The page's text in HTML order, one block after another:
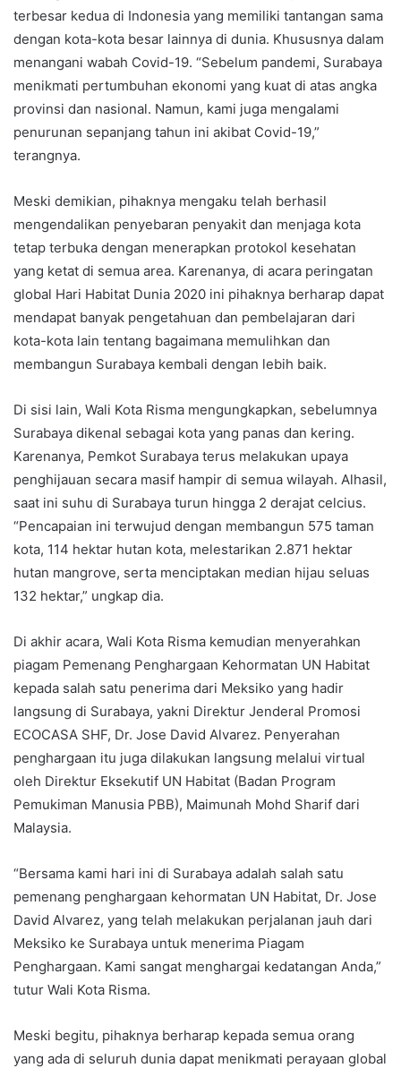
terbesar kedua di Indonesia yang memiliki tantangan sama
dengan kota-kota besar lainnya di dunia. Khususnya dalam
menangani wabah Covid-19. “Sebelum pandemi, Surabaya
menikmati pertumbuhan ekonomi yang kuat di atas angka
provinsi dan nasional. Namun, kami juga mengalami
penurunan sepanjang tahun ini akibat Covid-19,”
terangnya.
Meski demikian, pihaknya mengaku telah berhasil
mengendalikan penyebaran penyakit dan menjaga kota
tetap terbuka dengan menerapkan protokol kesehatan
yang ketat di semua area. Karenanya, di acara peringatan
global Hari Habitat Dunia 2020 ini pihaknya berharap dapat
mendapat banyak pengetahuan dan pembelajaran dari
kota-kota lain tentang bagaimana memulihkan dan
membangun Surabaya kembali dengan lebih baik.
Di sisi lain, Wali Kota Risma mengungkapkan, sebelumnya
Surabaya dikenal sebagai kota yang panas dan kering.
Karenanya, Pemkot Surabaya terus melakukan upaya
penghijauan secara masif hampir di semua wilayah. Alhasil,
saat ini suhu di Surabaya turun hingga 2 derajat celcius.
“Pencapaian ini terwujud dengan membangun 575 taman
kota, 114 hektar hutan kota, melestarikan 2.871 hektar
hutan mangrove, serta menciptakan median hijau seluas
132 hektar,” ungkap dia.
Di akhir acara, Wali Kota Risma kemudian menyerahkan
piagam Pemenang Penghargaan Kehormatan UN Habitat
kepada salah satu penerima dari Meksiko yang hadir
langsung di Surabaya, yakni Direktur Jenderal Promosi
ECOCASA SHF, Dr. Jose David Alvarez. Penyerahan
penghargaan itu juga dilakukan langsung melalui virtual
oleh Direktur Eksekutif UN Habitat (Badan Program
Pemukiman Manusia PBB), Maimunah Mohd Sharif dari
Malaysia.
“Bersama kami hari ini di Surabaya adalah salah satu
pemenang penghargaan kehormatan UN Habitat, Dr. Jose
David Alvarez, yang telah melakukan perjalanan jauh dari
Meksiko ke Surabaya untuk menerima Piagam
Penghargaan. Kami sangat menghargai kedatangan Anda,”
tutur Wali Kota Risma.
Meski begitu, pihaknya berharap kepada semua orang
yang ada di seluruh dunia dapat menikmati perayaan global